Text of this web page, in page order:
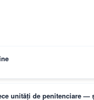
unități de penitenciare —